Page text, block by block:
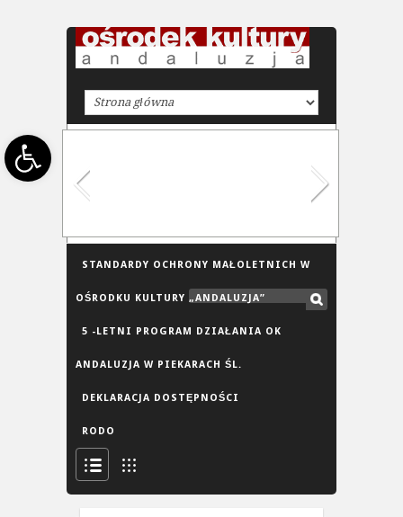
Open toolbar
STANDARDY OCHRONY MAŁOLETNICH W
OŚRODKU KULTURY „ANDALUZJA”
5 -LETNI PROGRAM DZIAŁANIA OK
ANDALUZJA W PIEKARACH ŚL.
DEKLARACJA DOSTĘPNOŚCI
RODO